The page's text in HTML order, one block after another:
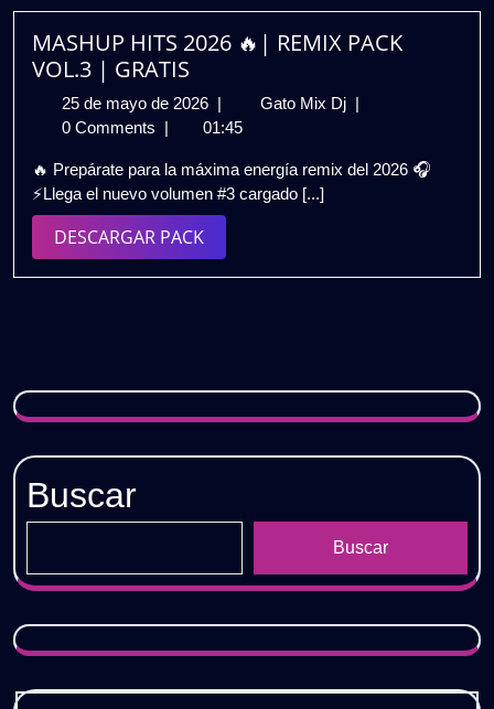
|
Gratis
MASHUP HITS 2026 🔥| REMIX PACK
VOL.3 | GRATIS
25 de mayo de 2026 25
de
de
2026
Gato Mix Dj MASHUP
🔥|
|
0 Comments
01:45
🔥 Prepárate para la máxima energía remix del 2026 🎧
⚡Llega el nuevo volumen #3 cargado [...]
DESCARGAR PACKDESCARGAR
PACK
Buscar
Buscar